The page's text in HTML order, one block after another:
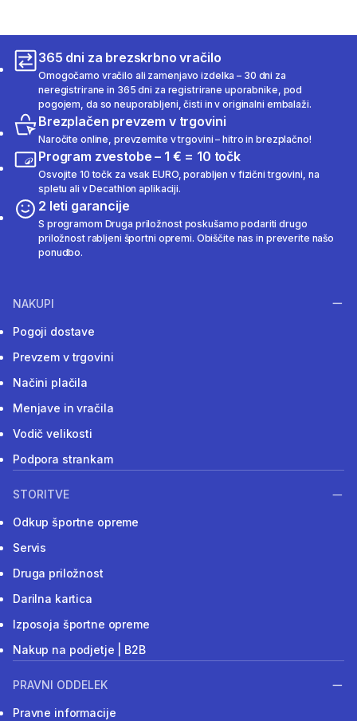
365 dni za brezskrbno vračilo
Omogočamo vračilo ali zamenjavo izdelka – 30 dni za
neregistrirane in 365 dni za registrirane uporabnike, pod
pogojem, da so neuporabljeni, čisti in v originalni embalaži.
Brezplačen prevzem v trgovini
Naročite online, prevzemite v trgovini – hitro in brezplačno!
Program zvestobe – 1 € = 10 točk
Osvojite 10 točk za vsak EURO, porabljen v fizični trgovini, na
spletu ali v Decathlon aplikaciji.
2 leti garancije
S programom Druga priložnost poskušamo podariti drugo
priložnost rabljeni športni opremi. Obiščite nas in preverite našo
ponudbo.
NAKUPI
Pogoji dostave
Prevzem v trgovini
Načini plačila
Menjave in vračila
Vodič velikosti
Podpora strankam
STORITVE
Odkup športne opreme
Servis
Druga priložnost
Darilna kartica
Izposoja športne opreme
Nakup na podjetje | B2B
PRAVNI ODDELEK
Pravne informacije